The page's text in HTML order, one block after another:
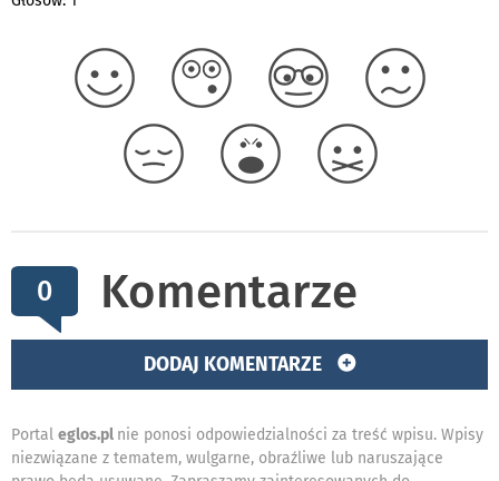
0 Komentarze
DODAJ KOMENTARZE
Portal eglos.pl nie ponosi odpowiedzialności za treść wpisu. Wpisy
niezwiązane z tematem, wulgarne, obraźliwe lub naruszające